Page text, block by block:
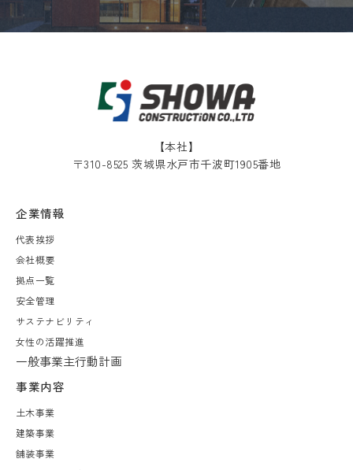
【本社】
〒310-8525 茨城県水戸市千波町1905番地
企業情報
代表挨拶
会社概要
拠点一覧
安全管理
サステナビリティ
女性の活躍推進
一般事業主行動計画
事業内容
土木事業
建築事業
舗装事業